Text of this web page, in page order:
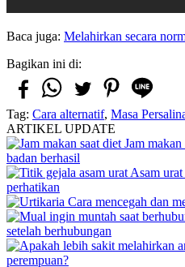
Baca juga: Melahirkan secara
Bagikan ini di:
Tag: Cara alternatif, Masa
ARTIKEL UPDATE
Jam
badan berhasil
Asam
perhatikan
Cara mencegah dan
setelah berhubungan